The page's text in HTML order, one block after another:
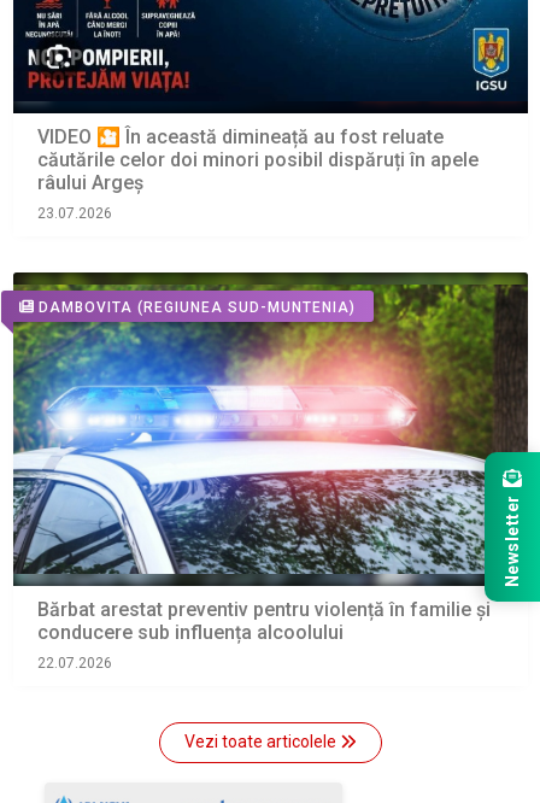
VIDEO 🎦 În această dimineață au fost reluate
căutările celor doi minori posibil dispăruți în apele
râului Argeș
23.07.2026
DAMBOVITA (REGIUNEA SUD-MUNTENIA)
Bărbat arestat preventiv pentru violență în familie și
conducere sub influența alcoolului
22.07.2026
Vezi toate articolele
Newsletter